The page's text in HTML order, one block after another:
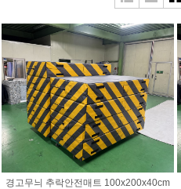
경고무늬 추락안전매트 100x200x40cm